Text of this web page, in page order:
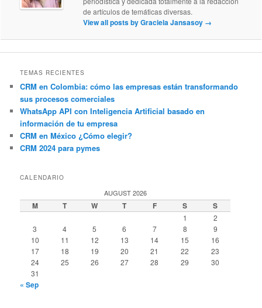
de artículos de temáticas diversas.
View all posts by Graciela Jansasoy →
TEMAS RECIENTES
CRM en Colombia: cómo las empresas están transformando
sus procesos comerciales
WhatsApp API con Inteligencia Artificial basado en
información de tu empresa
CRM en México ¿Cómo elegir?
CRM 2024 para pymes
CALENDARIO
AUGUST 2026
M T W T F S S
1
2
3
4 5 6 7 8
9
10
11 12 13 14 15
16
17
18 19 20 21 22
23
24
25 26 27 28 29
30
31
« Sep